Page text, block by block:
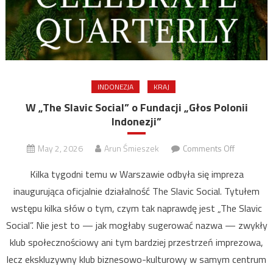
INDONEZJA KRAJ
W „The Slavic Social” o Fundacji „Głos Polonii
Indonezji”
May 2, 2026 Arun Śmieszek Comments Offon
„The
Slavic
Social”
o
Fundacji
„Głos
Kilka tygodni temu w Warszawie odbyła się impreza
inaugurująca oficjalnie działalność The Slavic Social. Tytułem
wstępu kilka słów o tym, czym tak naprawdę jest „The Slavic
Social”. Nie jest to — jak mogłaby sugerować nazwa — zwykły
klub społecznościowy ani tym bardziej przestrzeń imprezowa,
lecz ekskluzywny klub biznesowo-kulturowy w samym centrum